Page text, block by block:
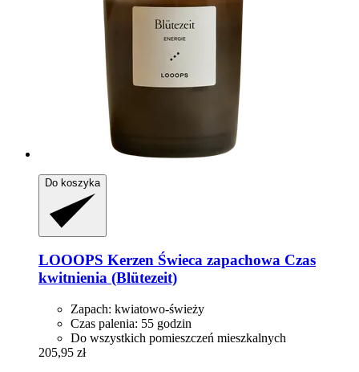
Do koszyka
LOOOPS Kerzen Świeca zapachowa Czas
kwitnienia (Blütezeit)
Zapach: kwiatowo-świeży
Czas palenia: 55 godzin
Do wszystkich pomieszczeń mieszkalnych
205,95 zł